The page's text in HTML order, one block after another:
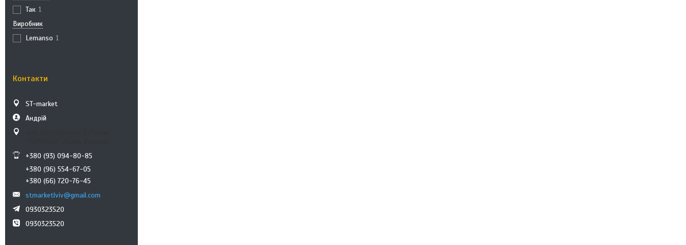
Так 1
Виробник
Lemanso 1
Контакти
ST-market
Андрій
+380 (93) 094-80-85
+380 (96) 554-67-05
+380 (66) 720-76-45
stmarketlviv@gmail.com
0930323520
0930323520